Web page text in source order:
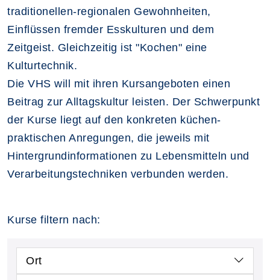
traditionellen-regionalen Gewohnheiten,
Einflüssen fremder Esskulturen und dem
Zeitgeist. Gleichzeitig ist "Kochen" eine
Kulturtechnik.
Die VHS will mit ihren Kursangeboten einen
Beitrag zur Alltagskultur leisten. Der Schwerpunkt
der Kurse liegt auf den konkreten küchen-
praktischen Anregungen, die jeweils mit
Hintergrundinformationen zu Lebensmitteln und
Verarbeitungstechniken verbunden werden.
Kurse filtern nach:
Ort